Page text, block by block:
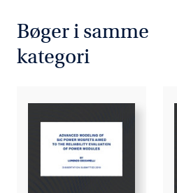
Bøger i samme
kategori